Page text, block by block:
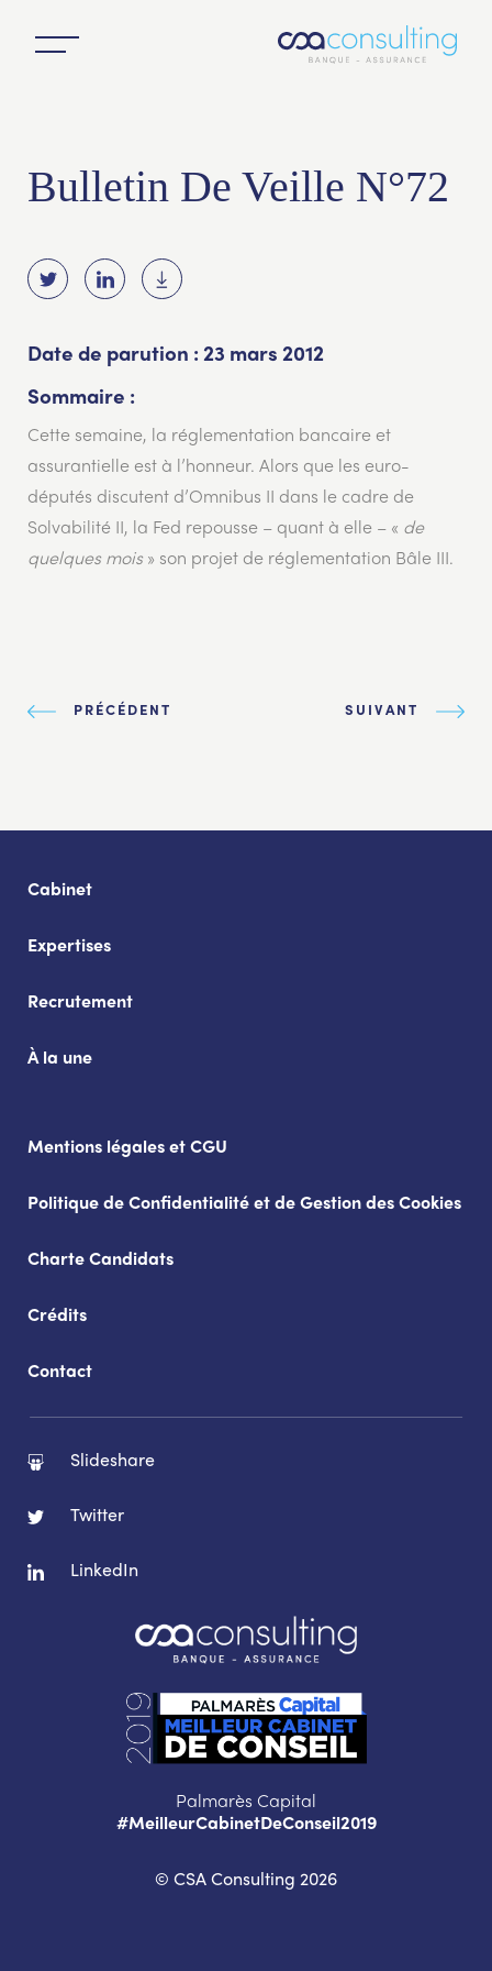
Bulletin De Veille N°72
Date de parution : 23 mars 2012
Sommaire :
Cette semaine, la réglementation bancaire et
assurantielle est à l’honneur. Alors que les euro-
députés discutent d’Omnibus II dans le cadre de
Solvabilité II, la Fed repousse – quant à elle – « de
quelques mois » son projet de réglementation Bâle III.
PRÉCÉDENT SUIVANT
Palmarès Capital
#MeilleurCabinetDeConseil2019
© CSA Consulting 2026
Cabinet
Expertises
Recrutement
À la une
Mentions légales et CGU
Politique de Confidentialité et de Gestion des Cookies
Charte Candidats
Crédits
Contact
Slideshare
Twitter
LinkedIn